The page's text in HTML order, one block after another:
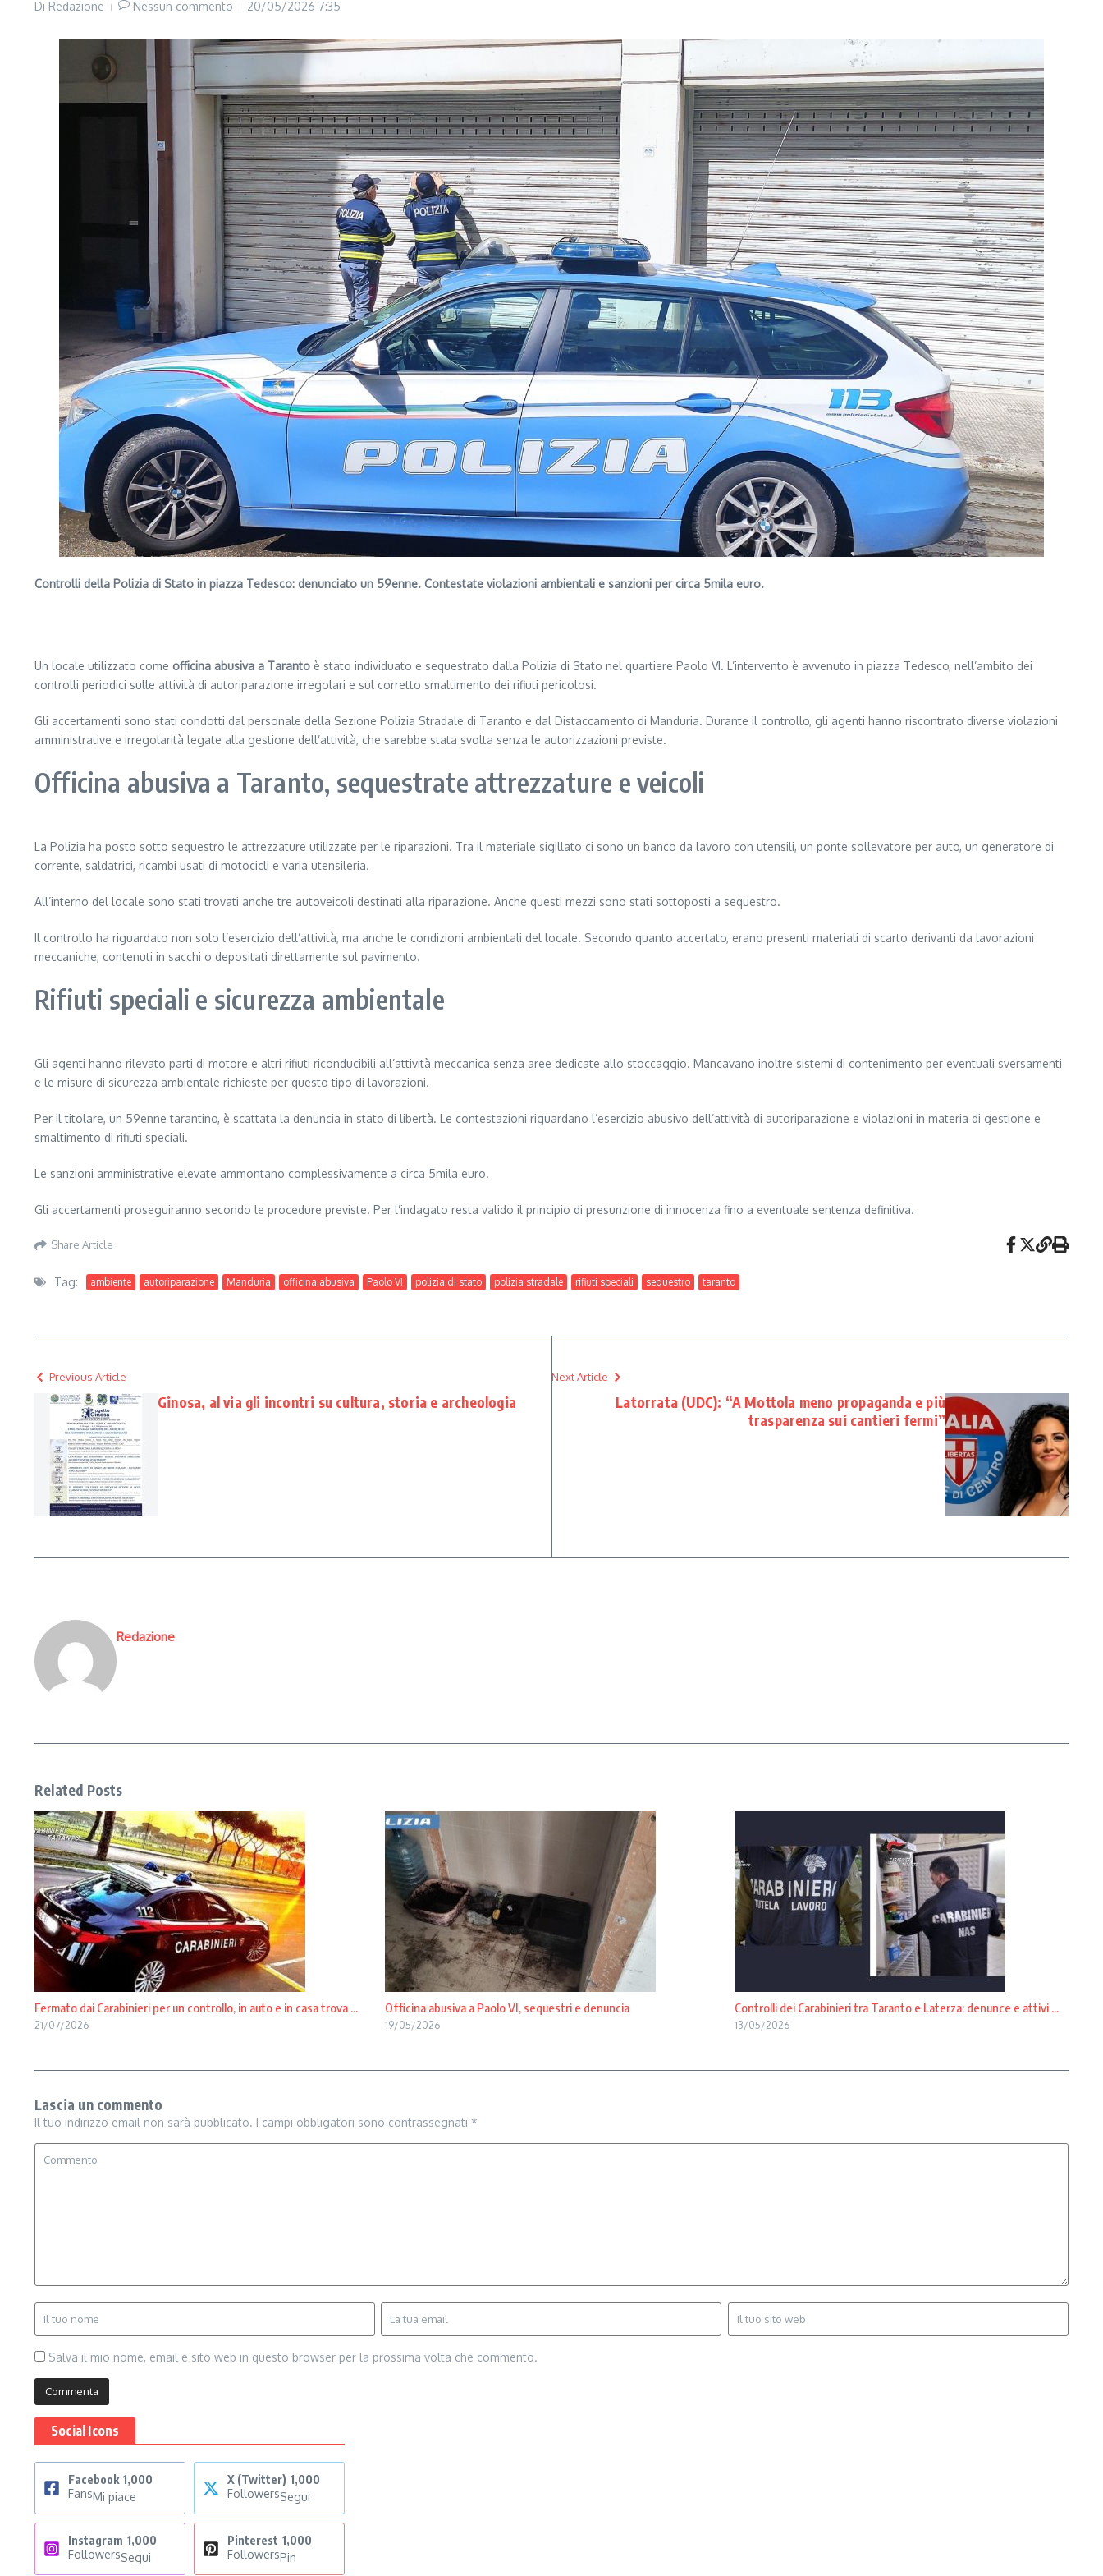
Di Redazione Nessun commento 20/05/2026 7:35
Controlli della Polizia di Stato in piazza Tedesco: denunciato un 59enne. Contestate violazioni ambientali e sanzioni per circa 5mila euro.
Un locale utilizzato come officina abusiva a Taranto è stato individuato e sequestrato dalla Polizia di Stato nel quartiere Paolo VI. L’intervento è avvenuto in piazza Tedesco, nell’ambito dei
controlli periodici sulle attività di autoriparazione irregolari e sul corretto smaltimento dei rifiuti pericolosi.
Gli accertamenti sono stati condotti dal personale della Sezione Polizia Stradale di Taranto e dal Distaccamento di Manduria. Durante il controllo, gli agenti hanno riscontrato diverse violazioni
amministrative e irregolarità legate alla gestione dell’attività, che sarebbe stata svolta senza le autorizzazioni previste.
Officina abusiva a Taranto, sequestrate attrezzature e veicoli
La Polizia ha posto sotto sequestro le attrezzature utilizzate per le riparazioni. Tra il materiale sigillato ci sono un banco da lavoro con utensili, un ponte sollevatore per auto, un generatore di
corrente, saldatrici, ricambi usati di motocicli e varia utensileria.
All’interno del locale sono stati trovati anche tre autoveicoli destinati alla riparazione. Anche questi mezzi sono stati sottoposti a sequestro.
Il controllo ha riguardato non solo l’esercizio dell’attività, ma anche le condizioni ambientali del locale. Secondo quanto accertato, erano presenti materiali di scarto derivanti da lavorazioni
meccaniche, contenuti in sacchi o depositati direttamente sul pavimento.
Rifiuti speciali e sicurezza ambientale
Gli agenti hanno rilevato parti di motore e altri rifiuti riconducibili all’attività meccanica senza aree dedicate allo stoccaggio. Mancavano inoltre sistemi di contenimento per eventuali sversamenti
e le misure di sicurezza ambientale richieste per questo tipo di lavorazioni.
Per il titolare, un 59enne tarantino, è scattata la denuncia in stato di libertà. Le contestazioni riguardano l’esercizio abusivo dell’attività di autoriparazione e violazioni in materia di gestione e
smaltimento di rifiuti speciali.
Le sanzioni amministrative elevate ammontano complessivamente a circa 5mila euro.
Gli accertamenti proseguiranno secondo le procedure previste. Per l’indagato resta valido il principio di presunzione di innocenza fino a eventuale sentenza definitiva.
Share Article
Tag: ambiente autoriparazione Manduria officina abusiva Paolo VI polizia di stato polizia stradale rifiuti speciali sequestro taranto
Previous Article
Ginosa, al via gli incontri su cultura, storia e archeologia
Next Article
Latorrata (UDC): “A Mottola meno propaganda e più
trasparenza sui cantieri fermi”
Redazione
Related Posts
Fermato dai Carabinieri per un controllo, in auto e in casa trova ...
21/07/2026
Officina abusiva a Paolo VI, sequestri e denuncia
19/05/2026
Controlli dei Carabinieri tra Taranto e Laterza: denunce e attivi ...
13/05/2026
Lascia un commento
Il tuo indirizzo email non sarà pubblicato. I campi obbligatori sono contrassegnati *
Salva il mio nome, email e sito web in questo browser per la prossima volta che commento.
Social Icons
Facebook 1,000
FansMi piace
X (Twitter) 1,000
FollowersSegui
Instagram 1,000
FollowersSegui
Pinterest 1,000
FollowersPin